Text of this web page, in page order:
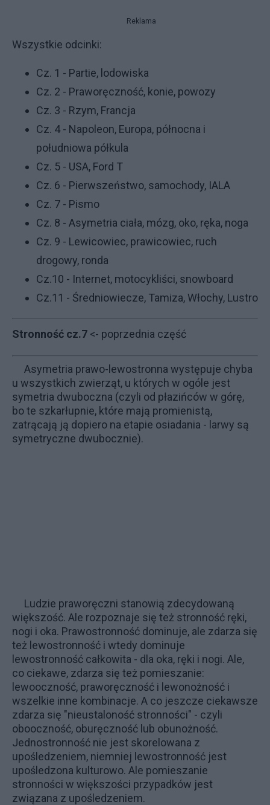
Reklama
Wszystkie odcinki:
Cz. 1 - Partie, lodowiska
Cz. 2 - Praworęczność, konie, powozy
Cz. 3 - Rzym, Francja
Cz. 4 - Napoleon, Europa, północna i
południowa półkula
Cz. 5 - USA, Ford T
Cz. 6 - Pierwszeństwo, samochody, IALA
Cz. 7 - Pismo
Cz. 8 - Asymetria ciała, mózg, oko, ręka, noga
Cz. 9 - Lewicowiec, prawicowiec, ruch
drogowy, ronda
Cz.10 - Internet, motocykliści, snowboard
Cz.11 - Średniowiecze, Tamiza, Włochy, Lustro
Stronność cz.7 <- poprzednia część
Asymetria prawo-lewostronna występuje chyba
u wszystkich zwierząt, u których w ogóle jest
symetria dwuboczna (czyli od płazińców w górę,
bo te szkarłupnie, które mają promienistą,
zatrącają ją dopiero na etapie osiadania - larwy są
symetryczne dwubocznie).
Ludzie praworęczni stanowią zdecydowaną
większość. Ale rozpoznaje się też stronność ręki,
nogi i oka. Prawostronność dominuje, ale zdarza się
też lewostronność i wtedy dominuje
lewostronność całkowita - dla oka, ręki i nogi. Ale,
co ciekawe, zdarza się też pomieszanie:
lewooczność, praworęczność i lewonożność i
wszelkie inne kombinacje. A co jeszcze ciekawsze
zdarza się "nieustaloność stronności" - czyli
obooczność, oburęczność lub obunożność.
Jednostronność nie jest skorelowana z
upośledzeniem, niemniej lewostronność jest
upośledzona kulturowo. Ale pomieszanie
stronności w większości przypadków jest
związana z upośledzeniem.